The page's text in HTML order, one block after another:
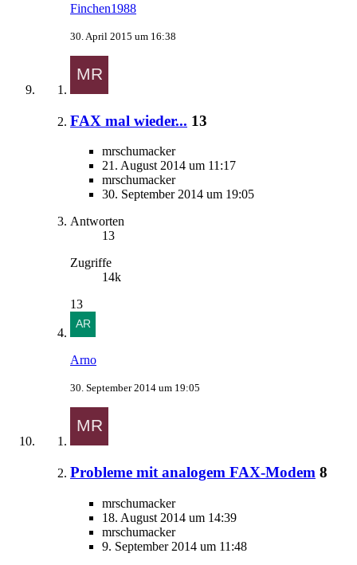
Finchen1988
30. April 2015 um 16:38
FAX mal wieder... 13
mrschumacker
21. August 2014 um 11:17
mrschumacker
30. September 2014 um 19:05
Antworten
13
Zugriffe
14k
13
Arno
30. September 2014 um 19:05
Probleme mit analogem FAX-Modem 8
mrschumacker
18. August 2014 um 14:39
mrschumacker
9. September 2014 um 11:48